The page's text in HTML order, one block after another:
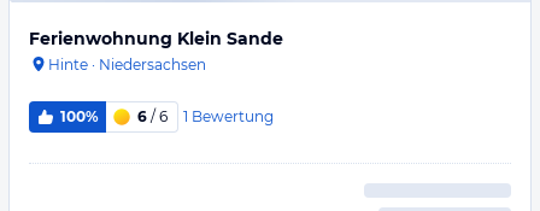
Ferienwohnung Klein Sande
Hinte · Niedersachsen
100% 6 / 6 1 Bewertung